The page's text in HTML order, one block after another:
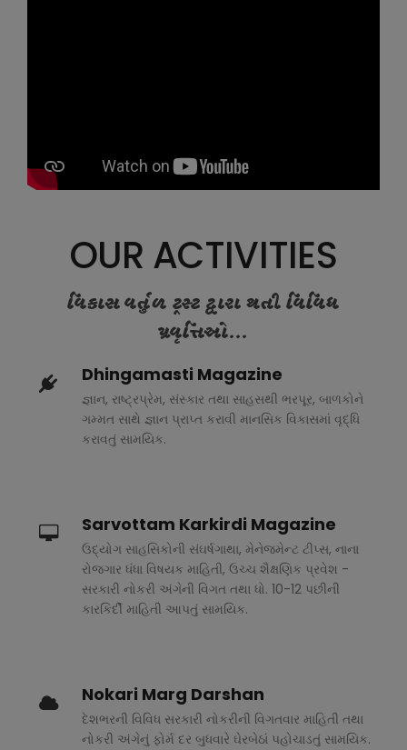
OUR ACTIVITIES
વિકાસ વર્તુળ ટ્રસ્ટ દ્વારા થતી વિવિધ
પ્રવૃત્તિઓ...
Dhingamasti Magazine
જ્ઞાન, રાષ્ટ્રપ્રેમ, સંસ્કાર તથા સાહસથી ભરપૂર, બાળકોને
ગમ્મત સાથે જ્ઞાન પ્રાપ્ત કરાવી માનસિક વિકાસમાં વૃદ્ધિ
કરાવતું સામયિક.
Sarvottam Karkirdi Magazine
ઉદ્યોગ સાહસિકોની સંઘર્ષગાથા, મેનેજમેન્ટ ટીપ્સ, નાના
રોજગાર ધંધા વિષયક માહિતી, ઉચ્ચ શૈક્ષણિક પ્રવેશ -
સરકારી નોકરી અંગેની વિગત તથા ધો. 10-12 પછીની
કારકિર્દી માહિતી આપતું સામયિક.
Nokari Marg Darshan
દેશભરની વિવિધ સરકારી નોકરીની વિગતવાર માહિતી તથા
નોકરી અંગેનું ફોર્મ દર બુધવારે ઘેરબેઠાં પહોચાડતું સામયિક.